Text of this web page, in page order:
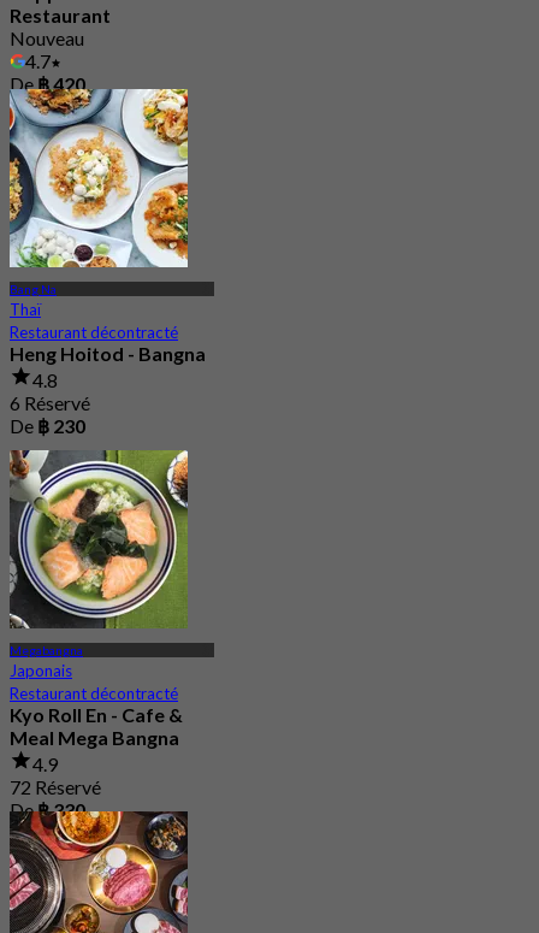
Restaurant
Nouveau
4.7
De ฿ 420
Bang Na
Thaï
Restaurant décontracté
Heng Hoitod - Bangna
4.8
6 Réservé
De ฿ 230
Megabangna
Japonais
Restaurant décontracté
Kyo Roll En - Cafe &
Meal Mega Bangna
4.9
72 Réservé
De฿ 330